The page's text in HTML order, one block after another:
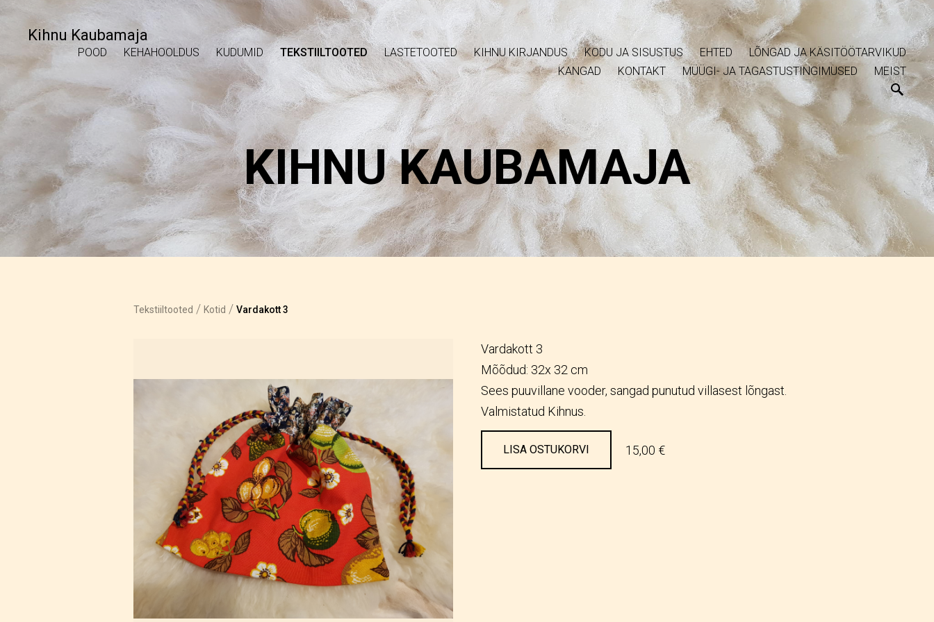
Kihnu Kaubamaja
POOD KEHAHOOLDUS KUDUMID TEKSTIILTOOTED LASTETOOTED KIHNU KIRJANDUS KODU JA SISUSTUS EHTED
LÕNGAD JA KÄSITÖÖTARVIKUD
KANGAD
KONTAKT MÜÜGI- JA TAGASTUSTINGIMUSED MEIST
KIHNU KAUBAMAJA
Tekstiiltooted / Kotid / Vardakott 3
Vardakott 3
Mõõdud: 32x 32 cm
Sees puuvillane vooder, sangad punutud villasest lõngast.
Valmistatud Kihnus.
LISA OSTUKORVI 15,00 €